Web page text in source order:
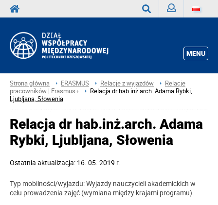
MENU
Strona główna ERASMUS Relacje z wyjazdów
Relacje
pracowników | Erasmus+
Relacja dr hab.inż.arch. Adama Rybki,
Ljubljana, Słowenia
Relacja dr hab.inż.arch. Adama
Rybki, Ljubljana, Słowenia
Ostatnia aktualizacja: 16. 05. 2019 r.
Typ mobilności/wyjazdu: Wyjazdy nauczycieli akademickich w
celu prowadzenia zajęć (wymiana między krajami programu).